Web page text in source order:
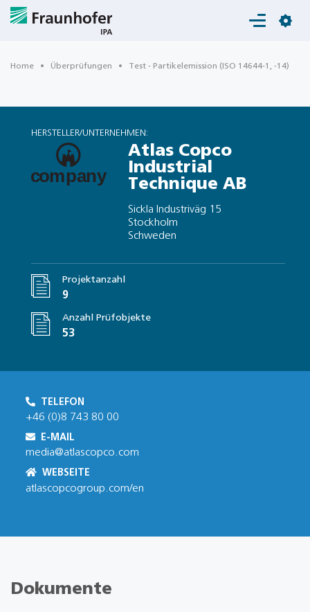
Login
Home Überprüfungen Test - Partikelemission (ISO 14644-1, -14)
HERSTELLER/UNTERNEHMEN:
Atlas Copco
Industrial
Technique AB
Sickla Industriväg 15
Stockholm
Schweden
Projektanzahl
9
Anzahl Prüfobjekte
53
TELEFON
+46 (0)8 743 80 00
E-MAIL
media@atlascopco.com
WEBSEITE
atlascopcogroup.com/en
Dokumente